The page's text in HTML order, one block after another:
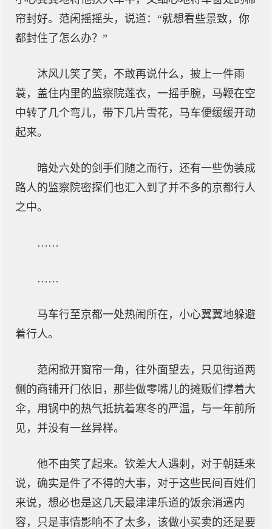
帘封好。范闲摇摇头，说道：“就想看些景致，你
都封住了怎么办？”
沐风儿笑了笑，不敢再说什么，披上一件雨
蓑，盖住内里的监察院莲衣，一摇手腕，马鞭在空
中转了几个弯儿，带下几片雪花，马车便缓缓开动
起来。
暗处六处的剑手们随之而行，还有一些伪装成
路人的监察院密探们也汇入到了并不多的京都行人
之中。
……
……
马车行至京都一处热闹所在，小心翼翼地躲避
着行人。
范闲掀开窗帘一角，往外面望去，只见街道两
侧的商铺开门依旧，那些做零嘴儿的摊贩们撑着大
伞，用锅中的热气抵抗着寒冬的严温，与一年前所
见，并没有一丝异样。
他不由笑了起来。钦差大人遇刺，对于朝廷来
说，确实是件了不得的大事，对于这些民间百姓们
来说，想必也是这几天最津津乐道的饭余消遣内
容，只是事情影响不了太多，该做小买卖的还是要